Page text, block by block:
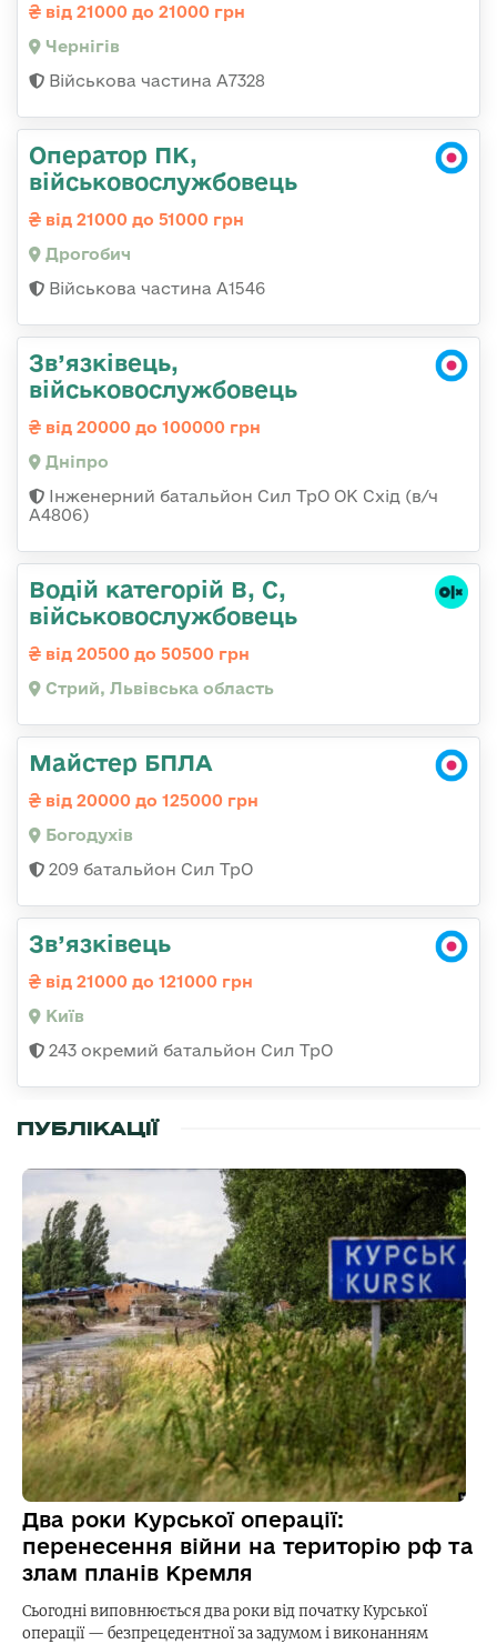
від 21000 до 21000 грн
Чернігів
Військова частина А7328
Оператор ПК,
військовослужбовець
від 21000 до 51000 грн
Дрогобич
Військова частина А1546
Зв’язківець,
військовослужбовець
від 20000 до 100000 грн
Дніпро
Інженерний батальйон Сил ТрО ОК Схід (в/ч
А4806)
Водій категорій B, C,
військовослужбовець
від 20500 до 50500 грн
Стрий, Львівська область
Майстер БПЛА
від 20000 до 125000 грн
Богодухів
209 батальйон Сил ТрО
Зв’язківець
від 21000 до 121000 грн
Київ
243 окремий батальйон Сил ТрО
ПУБЛІКАЦІЇ
Два роки Курської операції:
перенесення війни на територію рф та
злам планів Кремля
Сьогодні виповнюється два роки від початку Курської
операції — безпрецедентної за задумом і виконанням